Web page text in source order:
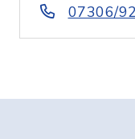
07306/